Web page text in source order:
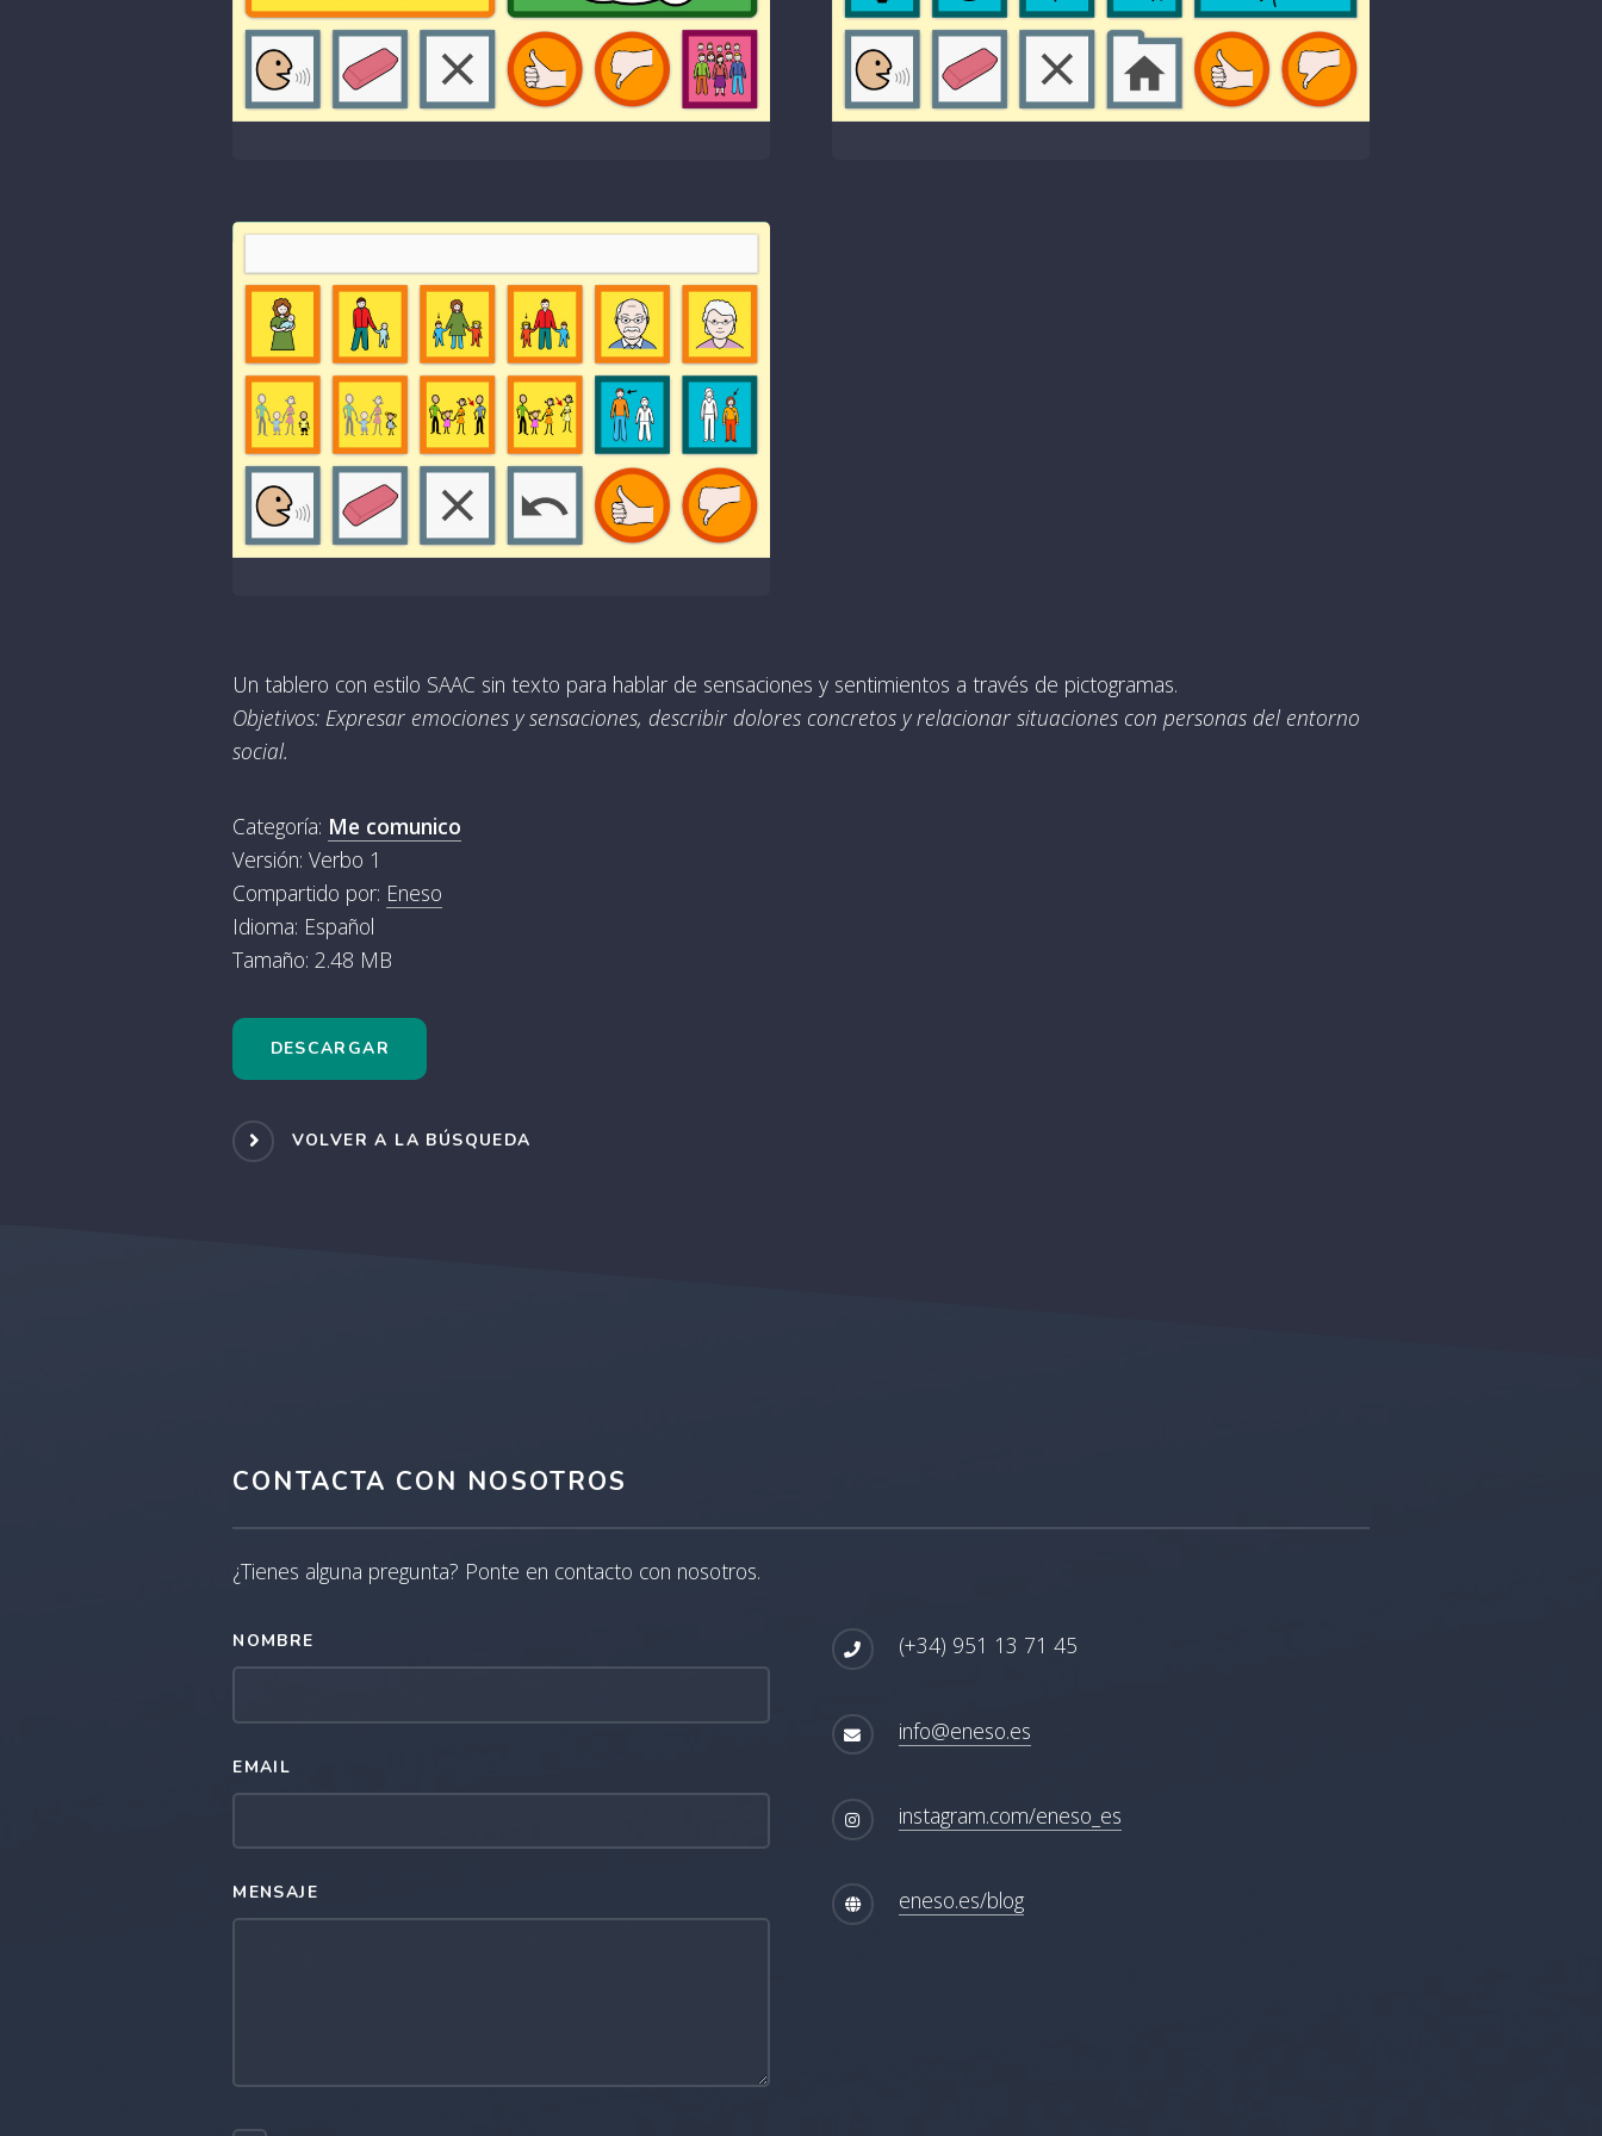
Un tablero con estilo SAAC sin texto para hablar de sensaciones y sentimientos a través de pictogramas.
Objetivos: Expresar emociones y sensaciones, describir dolores concretos y relacionar situaciones con personas del entorno
social.
Categoría: Me comunico
Versión: Verbo 1
Compartido por: Eneso
Idioma: Español
Tamaño: 2.48 MB
DESCARGAR
VOLVER A LA BÚSQUEDA
CONTACTA CON NOSOTROS
¿Tienes alguna pregunta? Ponte en contacto con nosotros.
NOMBRE
EMAIL
MENSAJE
(+34) 951 13 71 45
info@eneso.es
instagram.com/eneso_es
eneso.es/blog